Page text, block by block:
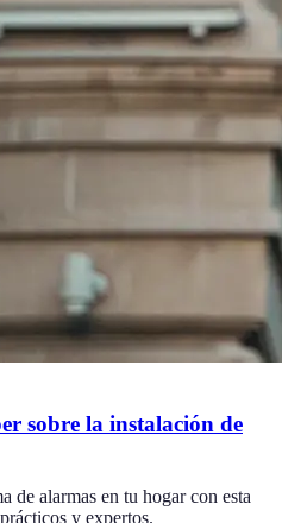
sobre la instalación de
de alarmas en tu hogar con esta
y expertos.